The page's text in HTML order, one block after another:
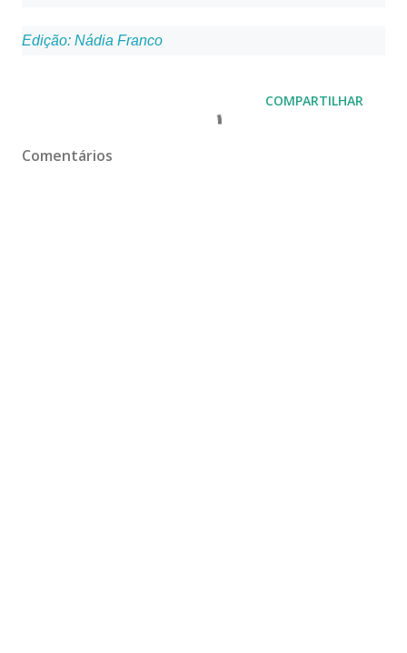
Edição: Nádia Franco
COMPARTILHAR
Comentários